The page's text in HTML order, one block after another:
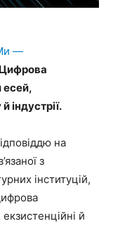
—
Цифрова
есей,
індустрії.
на
з
інституцій,
й